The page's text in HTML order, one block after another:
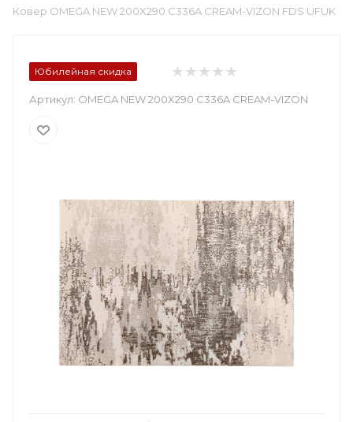
Ковер OMEGA NEW 200X290 C336A CREAM-VIZON FDS UFUK
Юбилейная скидка
Артикул: OMEGA NEW 200X290 C336A CREAM-VIZON